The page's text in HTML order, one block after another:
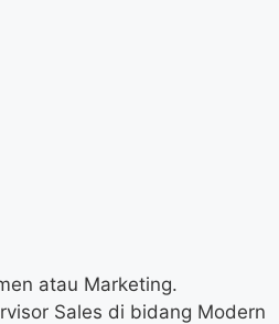
atau Marketing.
Sales di bidang Modern